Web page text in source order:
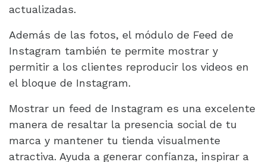
actualizadas.
Además de las fotos, el módulo de Feed de
Instagram también te permite mostrar y
permitir a los clientes reproducir los videos en
el bloque de Instagram.
Mostrar un feed de Instagram es una excelente
manera de resaltar la presencia social de tu
marca y mantener tu tienda visualmente
atractiva. Ayuda a generar confianza, inspirar a